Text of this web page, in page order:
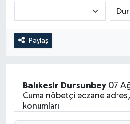
Paylaş
Balıkesir Dursunbey07
Cuma nöbetçi eczane
konumları
Son Dakika Haberleri
Haber Arşivi